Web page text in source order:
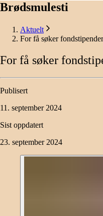
Brødsmulesti
Aktuelt
For få søker
For få søker
Publisert
11. september 2024
Sist oppdatert
23. september 2024